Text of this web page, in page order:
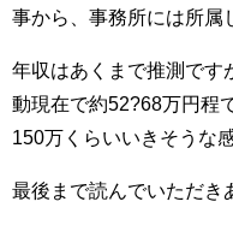
事から、事務所には所属
年収はあくまで推測です
動現在で約52?68万円程
150万くらいいきそうな
最後まで読んでいただき